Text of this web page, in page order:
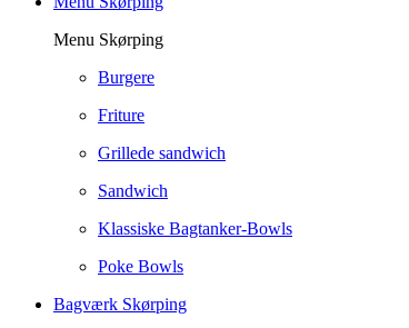
Menu Skørping
Burgere
Friture
Grillede sandwich
Sandwich
Klassiske Bagtanker-Bowls
Poke Bowls
Bagværk Skørping